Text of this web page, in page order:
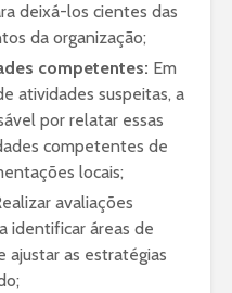
deixá-los cientes das
da organização;
competentes: Em
atividades suspeitas, a
por relatar essas
competentes de
locais;
avaliações
identificar áreas de
ajustar as estratégias